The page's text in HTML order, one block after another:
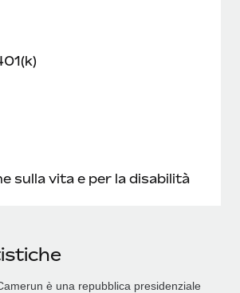
sulla vita e per la disabilità
è una repubblica presidenziale